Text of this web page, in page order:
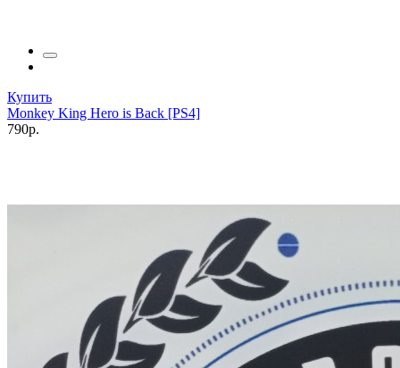
Купить
Monkey King Hero is Back [PS4]
790р.